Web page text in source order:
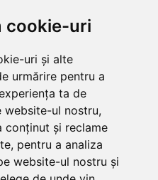
cookie-uri
uri și alte
urmărire pentru a
ta de
website-ul nostru,
conținut și reclame
pentru a analiza
website-ul nostru și